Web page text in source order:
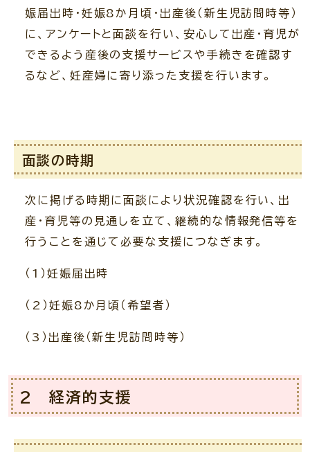
娠届出時・妊娠8か月頃・出産後（新生児訪問時等）
に、アンケートと面談を行い、安心して出産・育児が
できるよう産後の支援サービスや手続きを確認す
るなど、妊産婦に寄り添った支援を行います。
面談の時期
次に掲げる時期に面談により状況確認を行い、出
産・育児等の見通しを立て、継続的な情報発信等を
行うことを通じて必要な支援につなぎます。
（1）妊娠届出時
（2）妊娠8か月頃（希望者）
（3）出産後（新生児訪問時等）
2 経済的支援